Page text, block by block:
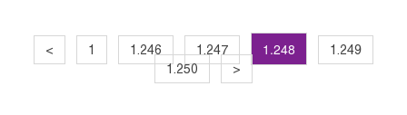
< 1 1.246 1.247 1.248
1.249
1.250
>